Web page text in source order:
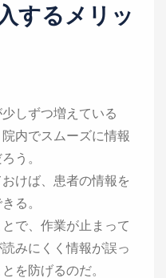
するメリッ
しずつ増えている
内でスムーズに情報
う。
けば、患者の情報を
る。
で、作業が止まって
みにくく情報が誤っ
を防げるのだ。